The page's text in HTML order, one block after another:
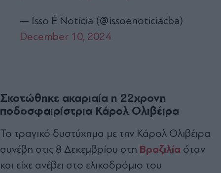
— Isso É Notícia (@issoenoticiacba)
December 10, 2024
Σκοτώθηκε ακαριαία η 22χρονη
ποδοσφαιρίστρια Κάρολ Ολιβέιρα
Το τραγικό δυστύχημα με την Κάρολ Ολιβέιρα
συνέβη στις 8 Δεκεμβρίου στη Βραζιλία όταν
και είχε ανέβει στο ελικοδρόμιο του